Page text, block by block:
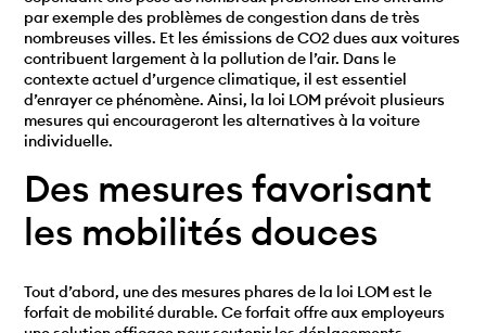
par exemple des problèmes de congestion dans de très
nombreuses villes. Et les émissions de CO2 dues aux voitures
contribuent largement à la pollution de l’air. Dans le
contexte actuel d’urgence climatique, il est essentiel
d’enrayer ce phénomène. Ainsi, la loi LOM prévoit plusieurs
mesures qui encourageront les alternatives à la voiture
individuelle.
Des mesures favorisant
les mobilités douces
Tout d’abord, une des mesures phares de la loi LOM est le
forfait de mobilité durable. Ce forfait offre aux employeurs